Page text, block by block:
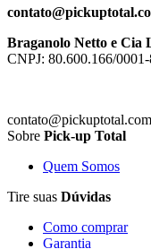
Braganolo Netto e Cia
CNPJ: 80.600.166/
Sobre Pick-up Total
Quem Somos
Tire suas Dúvidas
Como comprar
Garantia